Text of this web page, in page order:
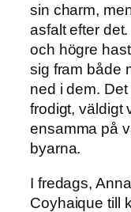
sin charm,
asfalt efter
och högre
sig fram både
ned i dem.
frodigt, väldigt
ensamma på
byarna.
I fredags,
Coyhaique till